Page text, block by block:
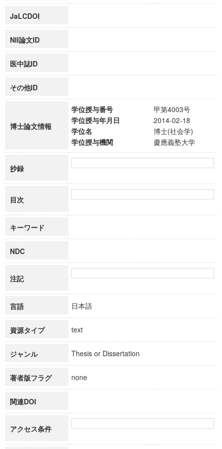
JaLCDOI
NII論文ID
医中誌ID
その他ID
博士論文情報
学位授与番号
甲第4003号
学位授与年月日
2014-02-18
学位名
博士(社会学)
学位授与機関
慶應義塾大学
抄録
目次
キーワード
NDC
注記
言語 日本語
資源タイプ text
ジャンル Thesis or Dissertation
著者版フラグ none
関連DOI
アクセス条件